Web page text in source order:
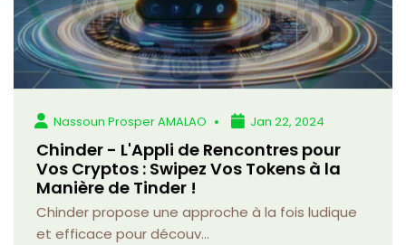
Nassoun Prosper AMALAO Jan 22, 2024
Chinder - L'Appli de Rencontres pour
Vos Cryptos : Swipez Vos Tokens à la
Manière de Tinder !
Chinder propose une approche à la fois ludique
et efficace pour découv...